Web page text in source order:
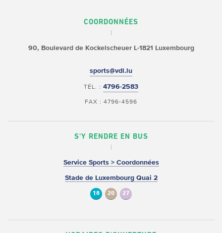
COORDONNÉES
90, Boulevard de Kockelscheuer L-1821 Luxembourg
sports@vdl.lu
TÉL. : 4796-2583
FAX : 4796-4596
S'Y RENDRE EN BUS
Service Sports > Coordonnées
Stade de Luxembourg Quai 2
18 20 27